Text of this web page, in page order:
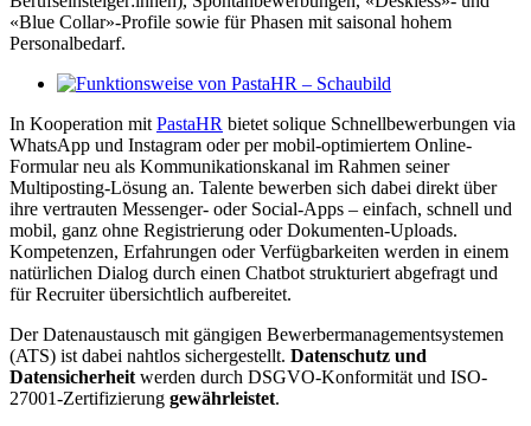
«Blue Collar»-Profile sowie für Phasen mit saisonal hohem
Personalbedarf.
In Kooperation mit PastaHR bietet solique Schnellbewerbungen via
WhatsApp und Instagram oder per mobil-optimiertem Online-
Formular neu als Kommunikationskanal im Rahmen seiner
Multiposting-Lösung an. Talente bewerben sich dabei direkt über
ihre vertrauten Messenger- oder Social-Apps – einfach, schnell und
mobil, ganz ohne Registrierung oder Dokumenten-Uploads.
Kompetenzen, Erfahrungen oder Verfügbarkeiten werden in einem
natürlichen Dialog durch einen Chatbot strukturiert abgefragt und
für Recruiter übersichtlich aufbereitet.
Der Datenaustausch mit gängigen Bewerbermanagementsystemen
(ATS) ist dabei nahtlos sichergestellt. Datenschutz und
Datensicherheit werden durch DSGVO-Konformität und ISO-
27001-Zertifizierung gewährleistet.